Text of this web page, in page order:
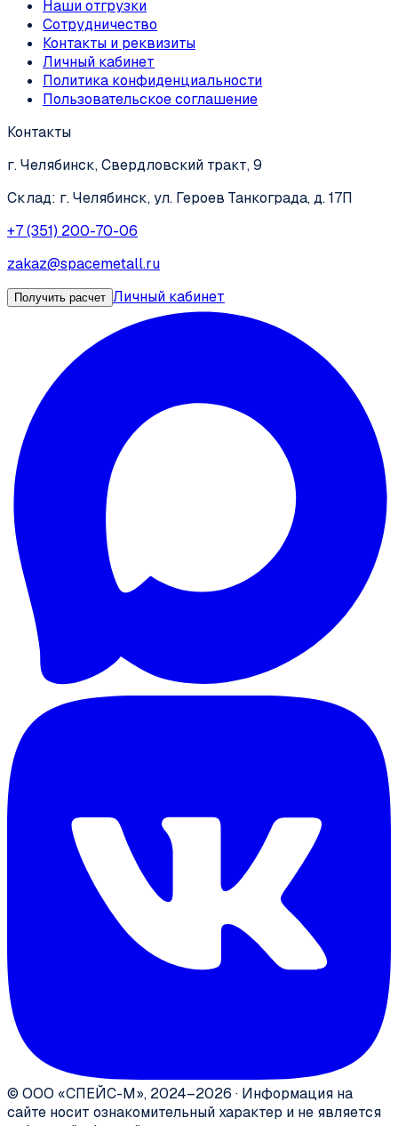
Наши отгрузки
Сотрудничество
Контакты и реквизиты
Личный кабинет
Политика конфиденциальности
Пользовательское соглашение
Контакты
г. Челябинск, Свердловский тракт, 9
Склад: г. Челябинск, ул. Героев Танкограда, д. 17П
+7 (351) 200-70-06
zakaz@spacemetall.ru
Получить расчет Личный кабинет
© ООО «СПЕЙС-М», 2024–2026 · Информация на
сайте носит ознакомительный характер и не является